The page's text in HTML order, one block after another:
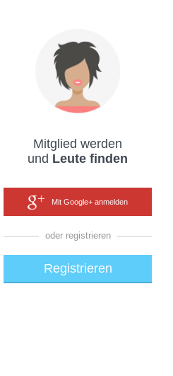
Mitglied werden
und Leute finden
Mit Google+ anmelden
oder registrieren
Registrieren